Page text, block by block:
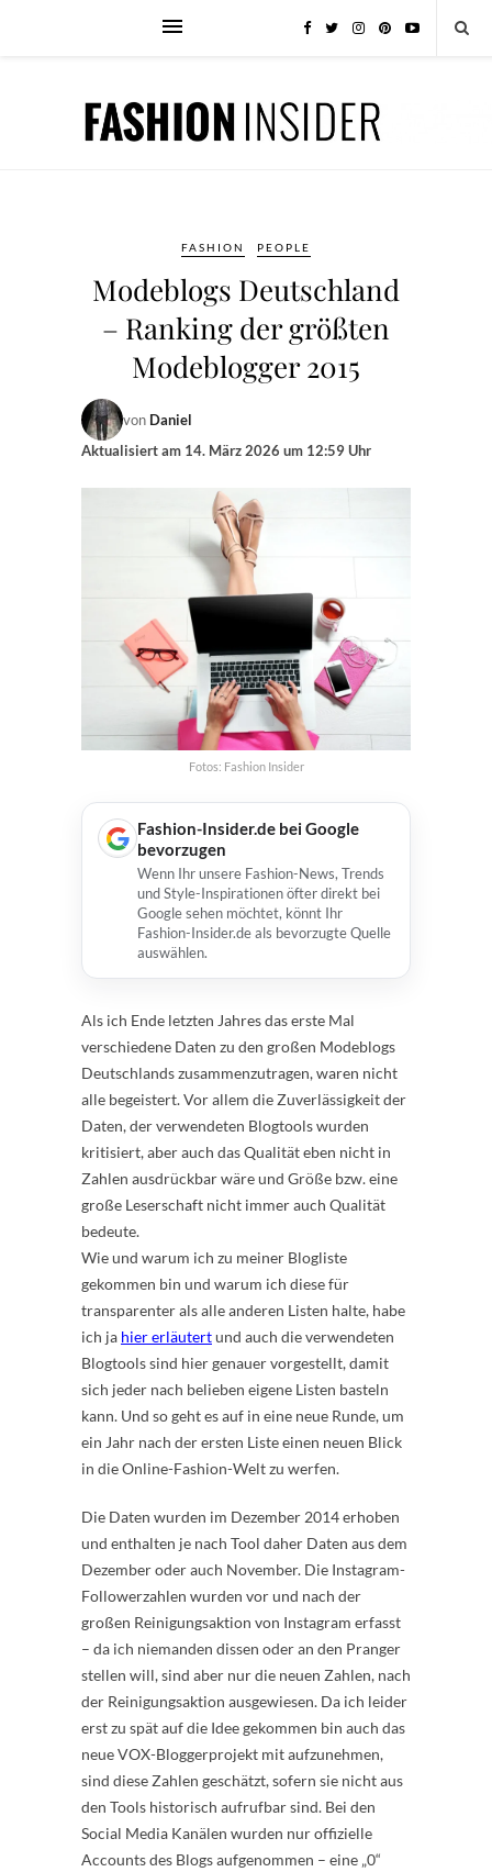
FASHION PEOPLE
Modeblogs Deutschland
– Ranking der größten
Modeblogger 2015
von Daniel
Aktualisiert am 14. März 2026 um 12:59 Uhr
Fotos: Fashion Insider
Fashion-Insider.de bei Google
bevorzugen
Wenn Ihr unsere Fashion-News, Trends
und Style-Inspirationen öfter direkt bei
Google sehen möchtet, könnt Ihr
Fashion-Insider.de als bevorzugte Quelle
auswählen.
Als ich Ende letzten Jahres das erste Mal
verschiedene Daten zu den großen Modeblogs
Deutschlands zusammenzutragen, waren nicht
alle begeistert. Vor allem die Zuverlässigkeit der
Daten, der verwendeten Blogtools wurden
kritisiert, aber auch das Qualität eben nicht in
Zahlen ausdrückbar wäre und Größe bzw. eine
große Leserschaft nicht immer auch Qualität
bedeute.
Wie und warum ich zu meiner Blogliste
gekommen bin und warum ich diese für
transparenter als alle anderen Listen halte, habe
ich ja hier erläutertund auch die verwendeten
Blogtools sind hier genauer vorgestellt, damit
sich jeder nach belieben eigene Listen basteln
kann. Und so geht es auf in eine neue Runde, um
ein Jahr nach der ersten Liste einen neuen Blick
in die Online-Fashion-Welt zu werfen.
Die Daten wurden im Dezember 2014 erhoben
und enthalten je nach Tool daher Daten aus dem
Dezember oder auch November. Die Instagram-
Followerzahlen wurden vor und nach der
großen Reinigungsaktion von Instagram erfasst
– da ich niemanden dissen oder an den Pranger
stellen will, sind aber nur die neuen Zahlen, nach
der Reinigungsaktion ausgewiesen. Da ich leider
erst zu spät auf die Idee gekommen bin auch das
neue VOX-Bloggerprojekt mit aufzunehmen,
sind diese Zahlen geschätzt, sofern sie nicht aus
den Tools historisch aufrufbar sind. Bei den
Social Media Kanälen wurden nur offizielle
Accounts des Blogs aufgenommen – eine „0“